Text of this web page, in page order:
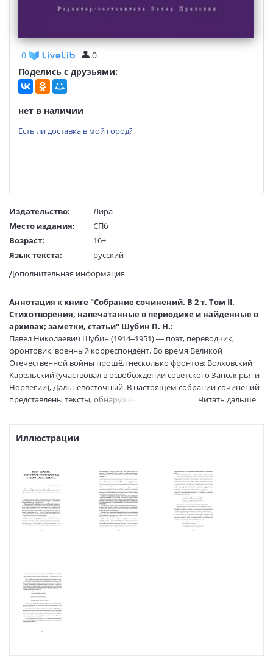
0
0
Поделись с друзьями:
нет в наличии
Есть ли доставка в мой город?
Издательство:
Лира
Место издания:
СПб
Возраст:
16+
Язык текста:
русский
Редактор/
составитель:
Прилепин З.
70х100 1/16
Размеры в мм
(ДхШхВ):
240x170x32
Вес:
950 гр.
Страниц:
608
Тираж:
1000 экз.
Код товара:
50096234
Артикул:
452701228
В продаже с:
Дополнительная информация
Аннотация к книге "Собрание сочинений. В 2 т. Том II.
Стихотворения, напечатанные в периодике и найденные в
архивах; заметки, статьи" Шубин П. Н.:
Павел Николаевич Шубин (1914–1951) — поэт, переводчик,
фронтовик, военный корреспондент. Во время Великой
Отечественной войны прошёл несколько фронтов: Волховский,
Карельский (участвовал в освобождении советского Заполярья и
Норвегии), Дальневосточный. В настоящем собрании сочинений
представлены тексты, обнаруженные в РГАЛИ, РГБ, ГЛМ им. В. И.
сопровождается культурологическими статьями и очерками, а
найденные в архивах, а также заметки и статьи Павла Шубина
разных лет. Статьи о жизни и творчестве Павла Шубина
представили литературоведы Алексей Колобродов, Василий
Авченко и Олег Демидов.
Читать дальше…
Иллюстрации